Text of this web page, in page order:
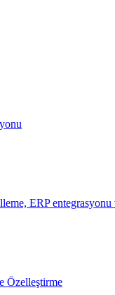
ERP
Özelleştirme